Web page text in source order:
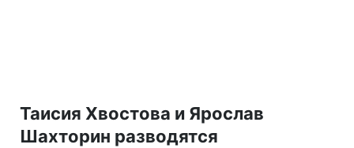
Таисия Хвостова и Ярослав
Шахторин разводятся